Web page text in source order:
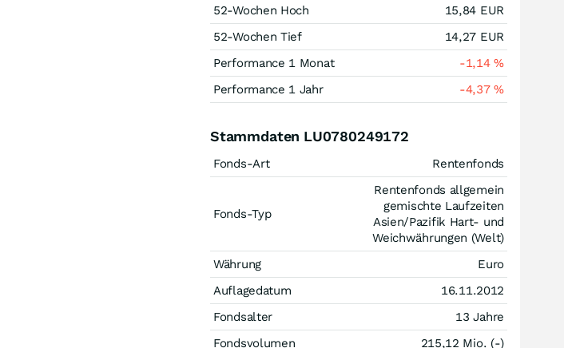
52-Wochen Hoch
15,84 EUR
52-Wochen Tief
14,27 EUR
Performance 1 Monat
-1,14%
Performance 1 Jahr
-4,37%
Stammdaten LU0780249172
Fonds-Art Rentenfonds
Fonds-Typ
Rentenfonds allgemein
gemischte Laufzeiten
Asien/Pazifik Hart- und
Weichwährungen (Welt)
Währung
Euro
Auflagedatum
16.11.2012
Fondsalter
13 Jahre
Fondsvolumen
215,12 Mio. (-)